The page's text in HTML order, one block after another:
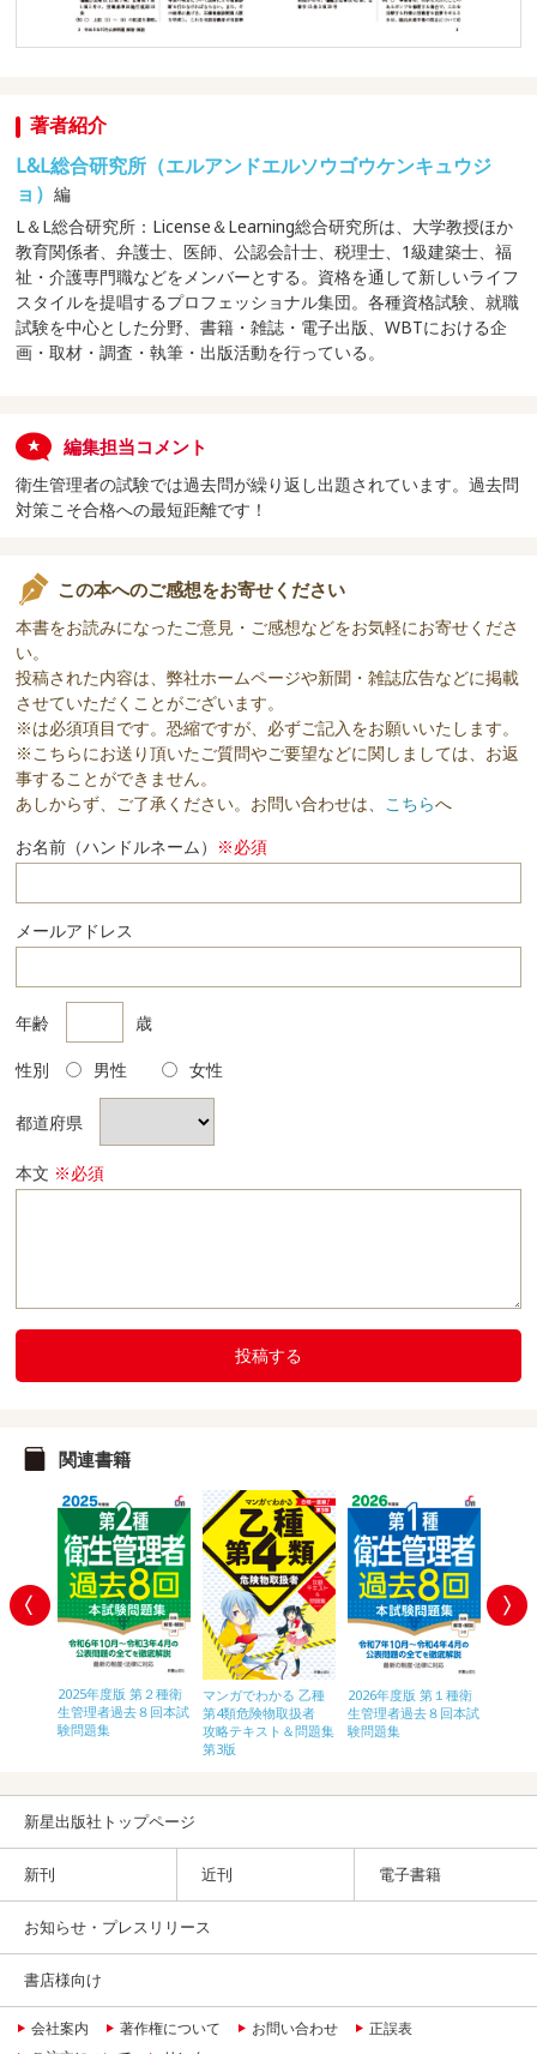
著者紹介
L&L総合研究所（エルアンドエルソウゴウケンキュウジ
ョ）編
L＆L総合研究所：License＆Learning総合研究所は、大学教授ほか
教育関係者、弁護士、医師、公認会計士、税理士、1級建築士、福
祉・介護専門職などをメンバーとする。資格を通して新しいライフ
スタイルを提唱するプロフェッショナル集団。各種資格試験、就職
試験を中心とした分野、書籍・雑誌・電子出版、WBTにおける企
画・取材・調査・執筆・出版活動を行っている。
編集担当コメント
衛生管理者の試験では過去問が繰り返し出題されています。過去問
対策こそ合格への最短距離です！
この本へのご感想をお寄せください
本書をお読みになったご意見・ご感想などをお気軽にお寄せくださ
い。
投稿された内容は、弊社ホームページや新聞・雑誌広告などに掲載
させていただくことがございます。
※は必須項目です。恐縮ですが、必ずご記入をお願いいたします。
※こちらにお送り頂いたご質問やご要望などに関しましては、お返
事することができません。
あしからず、ご了承ください。お問い合わせは、 こちらへ
お名前（ハンドルネーム） ※必須
メールアドレス
年齢 歳
性別 男性 女性
都道府県
本文 ※必須
投稿する
関連書籍
2025年度版 第２種衛
生管理者過去８回本試
験問題集
マンガでわかる 乙種
第4類危険物取扱者
攻略テキスト＆問題集
第3版
2026年度版 第１種衛
生管理者過去８回本試
験問題集
新星出版社トップページ
新刊 近刊 電子書籍
お知らせ・プレスリリース
書店様向け
会社案内 著作権について お問い合わせ
正誤表